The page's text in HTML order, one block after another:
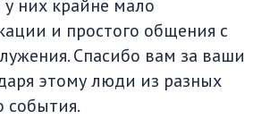
них крайне мало
и простого общения с
Спасибо вам за ваши
этому люди из разных
события.